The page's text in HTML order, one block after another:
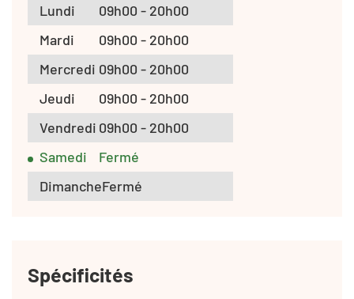
Lundi
09h00 - 20h00
Mardi
09h00 - 20h00
Mercredi 09h00 - 20h00
Jeudi
09h00 - 20h00
Vendredi 09h00 - 20h00
Samedi
Fermé
DimancheFermé
Spécificités